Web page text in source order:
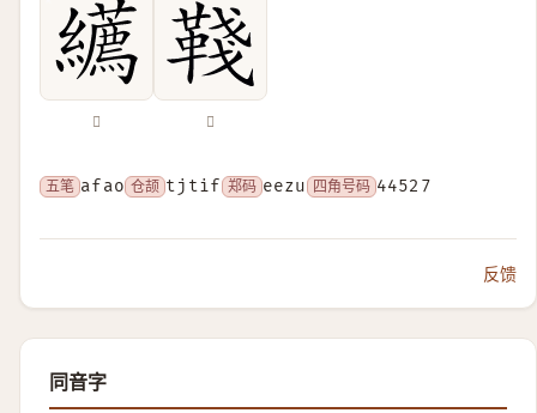
𦇩 𩋋
五笔 afao 仓颉 tjtif 郑码 eezu 四角号码 44527
反馈
同音字